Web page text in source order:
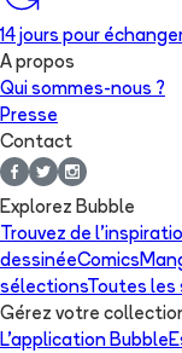
14 jours pour
A propos
Qui sommes-nous ?
Presse
Contact
Explorez Bubble
Trouvez de
dessinéeComics
sélectionsToutes les
Gérez votre
L'application Bubble